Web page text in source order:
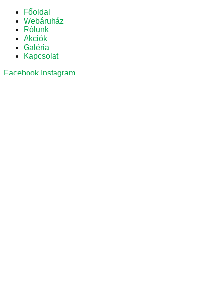
Főoldal
Webáruház
Rólunk
Akciók
Galéria
Kapcsolat
Facebook Instagram